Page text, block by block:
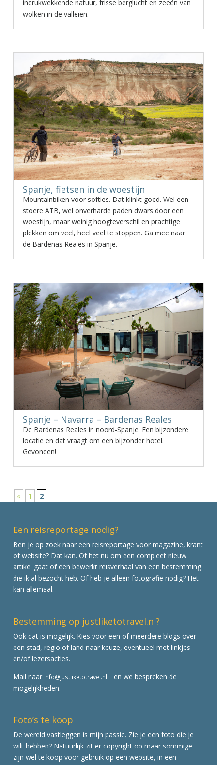
indrukwekkende natuur, frisse berglucht en zeeën van
wolken in de valleien.
Spanje, fietsen in de woestijn
Mountainbiken voor softies. Dat klinkt goed. Wel een
stoere ATB, wel onverharde paden dwars door een
woestijn, maar weinig hoogteverschil en prachtige
plekken om veel, heel veel te stoppen. Ga mee naar
de Bardenas Reales in Spanje.
Spanje – Navarra – Bardenas Reales
De Bardenas Reales in noord-Spanje. Een bijzondere
locatie en dat vraagt om een bijzonder hotel.
Gevonden!
« 1 2
Een reisreportage nodig?
Ben je op zoek naar een reisreportage voor magazine, krant
of website? Dat kan. Of het nu om een compleet nieuw
artikel gaat of een bewerkt reisverhaal van een bestemming
die ik al bezocht heb. Of heb je alleen fotografie nodig? Het
kan allemaal.
Bestemming op justliketotravel.nl?
Ook dat is mogelijk. Kies voor een of meerdere blogs over
een stad, regio of land naar keuze, eventueel met linkjes
en/of lezersacties.
Mail naar info@justliketotravel.nl
en we bespreken de
mogelijkheden.
Foto’s te koop
De wereld vastleggen is mijn passie. Zie je een foto die je
wilt hebben? Natuurlijk zit er copyright op maar sommige
zijn wel te koop voor gebruik op een website, in een